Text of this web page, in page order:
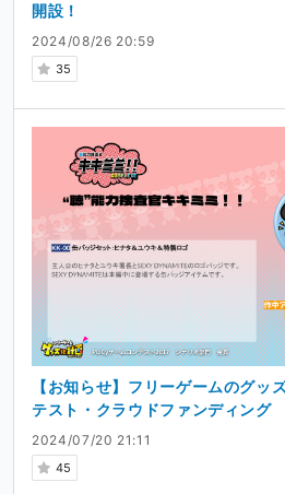
2024/08/26 20:59
35
開設！
2024/07/20 21:11
45
【お知らせ】フリーゲームのグッ
テスト・クラウドファンディング